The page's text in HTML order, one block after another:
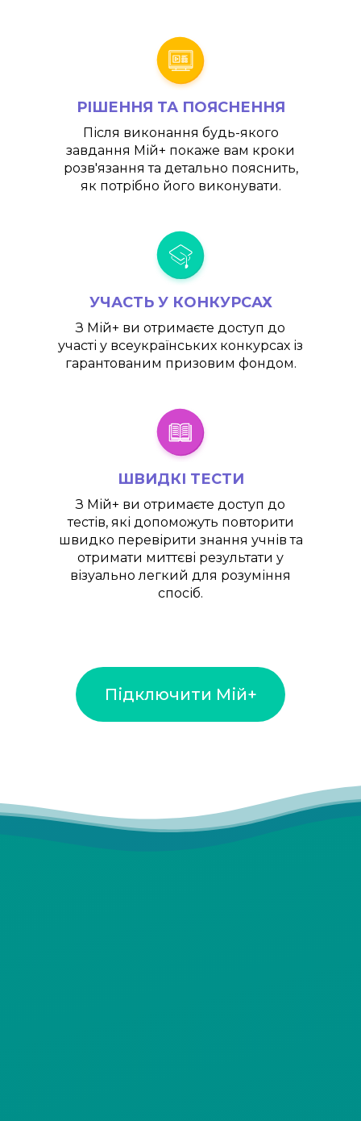
РІШЕННЯ ТА ПОЯСНЕННЯ
Після виконання будь-якого
завдання Мій+ покаже вам кроки
розв'язання та детально пояснить,
як потрібно його виконувати.
УЧАСТЬ У КОНКУРСАХ
З Мій+ ви отримаєте доступ до
участі у всеукраїнських конкурсах із
гарантованим призовим фондом.
ШВИДКІ ТЕСТИ
З Мій+ ви отримаєте доступ до
тестів, які допоможуть повторити
швидко перевірити знання учнів та
отримати миттєві результати у
візуально легкий для розуміння
спосіб.
Підключити Мій+